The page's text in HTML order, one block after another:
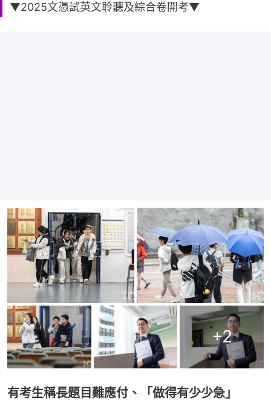
▼2025文憑試英文聆聽及綜合卷開考▼
+2
有考生稱長題目難應付、「做得有少少急」